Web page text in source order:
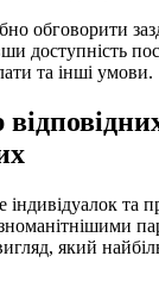
обговорити
доступність
та інші умови.
індивідуалок та
який